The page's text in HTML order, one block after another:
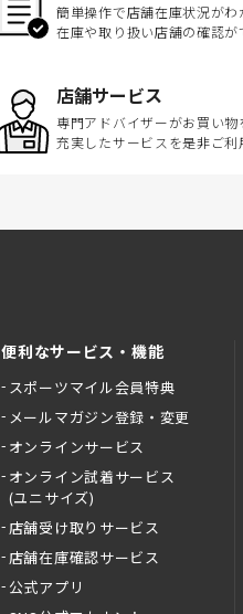
簡単操作で店舗在庫状況が
在庫や取り扱い店舗の確認が
店舗サービス
専門アドバイザーがお買い物
充実したサービスを是非ご利
便利なサービス・機能
スポーツマイル会員特典
メールマガジン登録・変更
オンラインサービス
オンライン試着サービス
(ユニサイズ)
店舗受け取りサービス
店舗在庫確認サービス
公式アプリ